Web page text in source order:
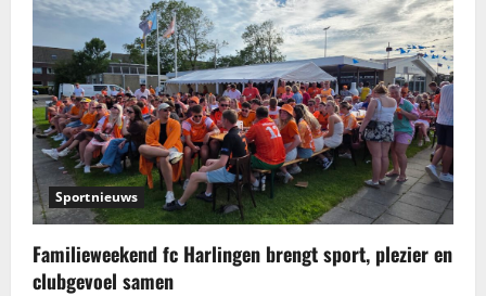
Sportnieuws
Familieweekend fc Harlingen brengt sport, plezier en
clubgevoel samen